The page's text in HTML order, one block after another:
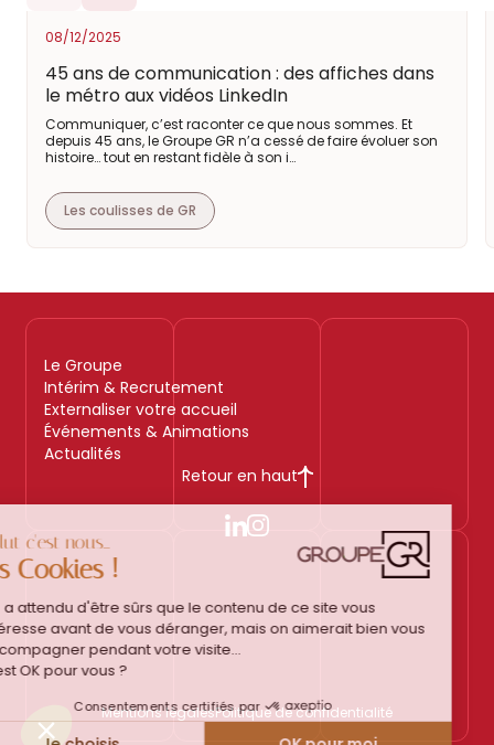
08/12/2025
45 ans de communication : des affiches dans
le métro aux vidéos LinkedIn
Communiquer, c’est raconter ce que nous sommes. Et
depuis 45 ans, le Groupe GR n’a cessé de faire évoluer son
histoire… tout en restant fidèle à son i…
Les coulisses de GR
Le Groupe
Intérim & Recrutement
Externaliser votre accueil
Événements & Animations
Actualités
Retour en haut
Mentions légalesPolitique de confidentialité